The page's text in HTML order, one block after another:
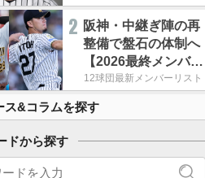
2 阪神・中継ぎ陣の再
整備で盤石の体制へ
【2026最終メンバー
リスト】
12球団最新メンバーリスト
ス&コラムを探す
ドから探す